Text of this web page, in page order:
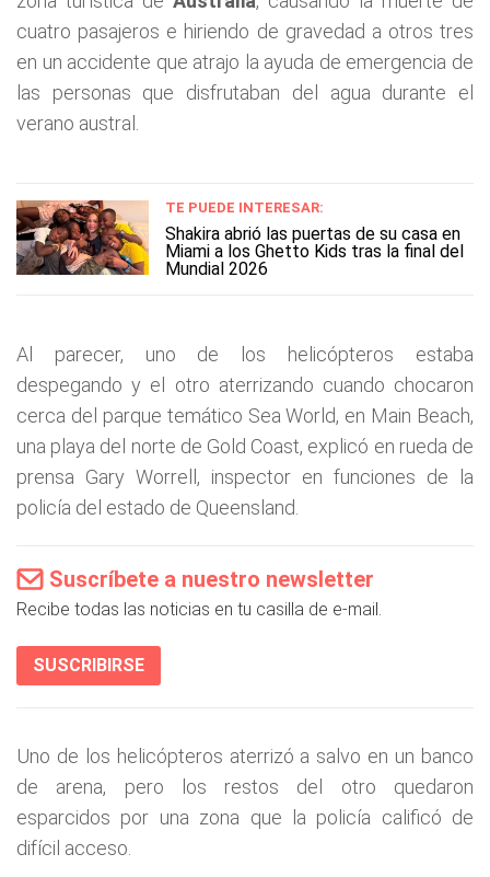
cuatro pasajeros e hiriendo de gravedad a otros tres
en un accidente que atrajo la ayuda de emergencia de
las personas que disfrutaban del agua durante el
verano austral.
TE PUEDE INTERESAR:
Shakira abrió las puertas de su casa en
Miami a los Ghetto Kids tras la final del
Mundial 2026
Al parecer, uno de los helicópteros estaba
despegando y el otro aterrizando cuando chocaron
cerca del parque temático Sea World, en Main Beach,
una playa del norte de Gold Coast, explicó en rueda de
prensa Gary Worrell, inspector en funciones de la
policía del estado de Queensland.
Suscríbete a nuestro newsletter
Recibe todas las noticias en tu casilla de e-mail.
SUSCRIBIRSE
Uno de los helicópteros aterrizó a salvo en un banco
de arena, pero los restos del otro quedaron
esparcidos por una zona que la policía calificó de
difícil acceso.